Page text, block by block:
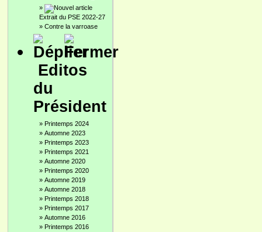
»
Extrait du PSE 2022-27
» Contre la varroase
Editos
du
Président
» Printemps 2024
» Automne 2023
» Printemps 2023
» Printemps 2021
» Automne 2020
» Printemps 2020
» Automne 2019
» Automne 2018
» Printemps 2018
» Printemps 2017
» Automne 2016
» Printemps 2016